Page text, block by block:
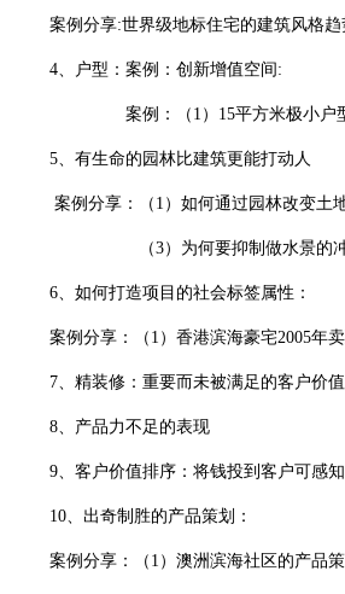
案例分享:世界级地标住宅的建筑风格趋
4、户型：案例：创新增值空间 :
案例：（ 1 ） 15平方米极小户
5、有生命的园林比建筑更能打动人
案例分享：（ 1 ）如何通过园林改变土
（3）为何要抑制做水景的
6、如何打造项目的社会标签属性：
案例分享：（ 1 ）香港滨海豪宅2005年
7、精装修：重要而未被满足的客户价值
8、产品力不足的表现
9、客户价值排序：将钱投到客户可感
10、出奇制胜的产品策划：
案例分享：（ 1 ）澳洲滨海社区的产品